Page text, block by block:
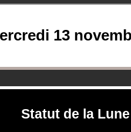
13
Statut de la Lune